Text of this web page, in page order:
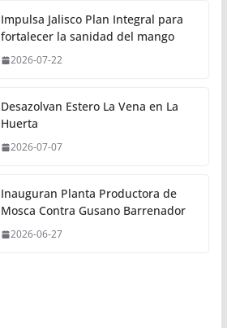
Impulsa Jalisco Plan Integral para
fortalecer la sanidad del mango
2026-07-22
Desazolvan Estero La Vena en La
Huerta
2026-07-07
Inauguran Planta Productora de
Mosca Contra Gusano Barrenador
2026-06-27